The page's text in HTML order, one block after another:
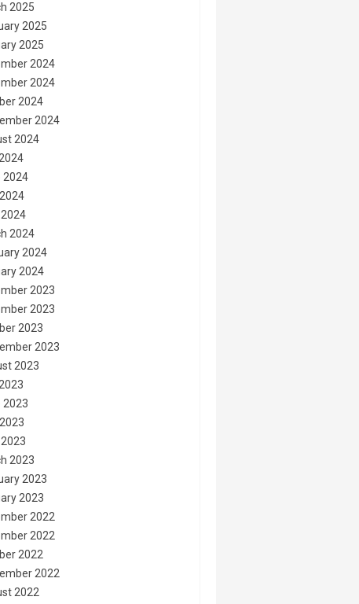
2025
2025
2025
2024
2024
2024
2024
2024
2024
2024
2024
2024
2023
2023
2023
2023
2023
2023
2023
2023
2023
2022
2022
2022
2022
2022